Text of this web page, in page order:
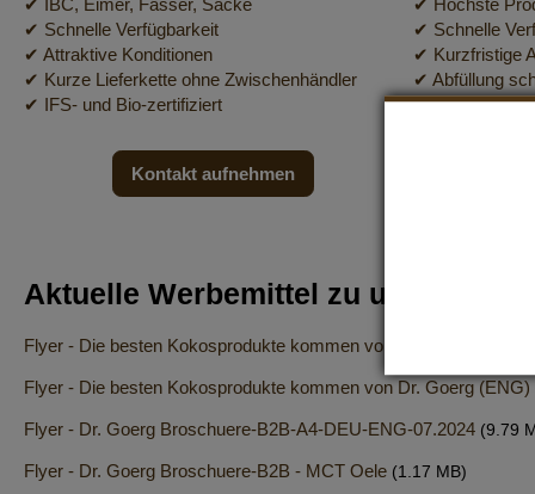
✔ Schnelle Verfügbarkeit
✔ Attraktive Konditionen
✔ Kurze Lieferkette ohne Zwischenhändler
✔ IFS- und Bio-zertifiziert
Kontakt aufnehmen
✔ Schnelle
✔ Kurzfristige
✔ Abfüllung
✔
Aktuelle Werbemittel zu unserem
Flyer - Die besten Kokosprodukte kommen von Dr. Goerg (DEU) -
Flyer - Die besten Kokosprodukte kommen von Dr. Goerg (ENG)
Flyer - Dr. Goerg Broschuere-B2B-A4-DEU-ENG-07.2024 (9.79
Flyer - Dr. Goerg Broschuere-B2B - MCT Oele (1.17 MB)